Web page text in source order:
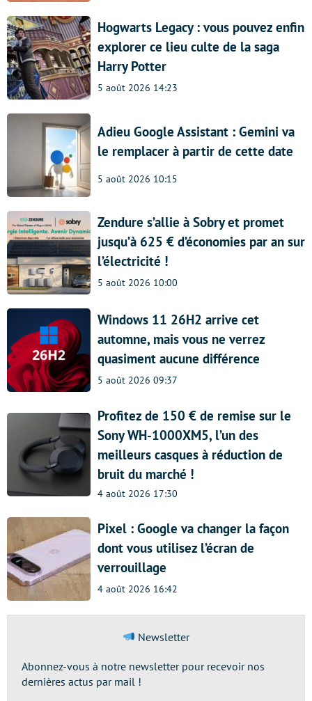
Hogwarts Legacy : vous pouvez enfin
explorer ce lieu culte de la saga
Harry Potter
5 août 2026 14:23
Adieu Google Assistant : Gemini va
le remplacer à partir de cette date
5 août 2026 10:15
Zendure s’allie à Sobry et promet
jusqu’à 625 € d’économies par an sur
l’électricité !
5 août 2026 10:00
Windows 11 26H2 arrive cet
automne, mais vous ne verrez
quasiment aucune différence
5 août 2026 09:37
Profitez de 150 € de remise sur le
Sony WH-1000XM5, l’un des
meilleurs casques à réduction de
bruit du marché !
4 août 2026 17:30
Pixel : Google va changer la façon
dont vous utilisez l’écran de
verrouillage
4 août 2026 16:42
Newsletter
Abonnez-vous à notre newsletter pour recevoir nos
dernières actus par mail !